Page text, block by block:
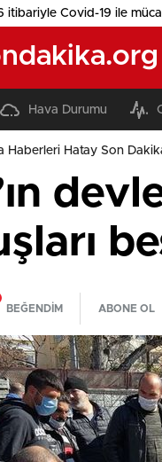
Covid-19 ile
Hava Durumu
Haberleri Hatay Son
BEĞENDİM ABONE OL